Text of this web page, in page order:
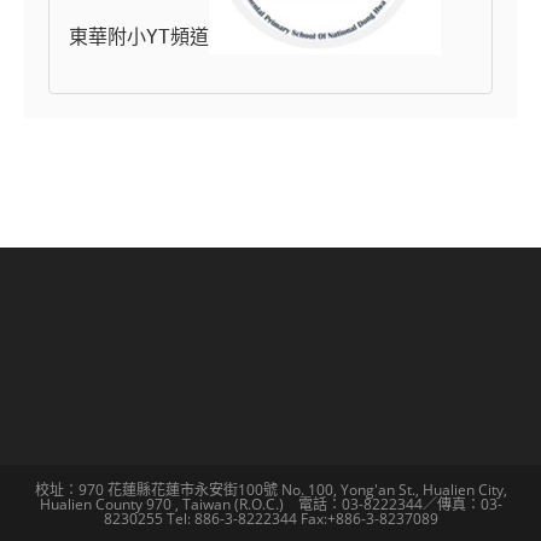
東華附小YT頻道
校址：970 花蓮縣花蓮市永安街100號 No. 100, Yong'an St., Hualien City,
Hualien County 970 , Taiwan (R.O.C.) 電話：03-8222344／傳真：03-
8230255 Tel: 886-3-8222344 Fax:+886-3-8237089